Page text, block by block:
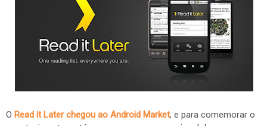
O Read it Later chegou ao Android Market, e para comemorar o